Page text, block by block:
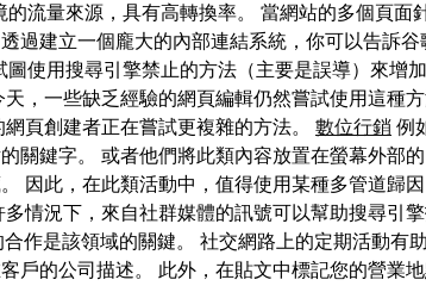
流量來源，具有高轉換率。 當網站的多個頁
過建立一個龐大的內部連結系統，你可以告訴
使用搜尋引擎禁止的方法（主要是誤導）來增
天，一些缺乏經驗的網頁編輯仍然嘗試使用這
頁創建者正在嘗試更複雜的方法。 數位行銷 例
關鍵字。 或者他們將此類內容放置在螢幕外部
因此，在此類活動中，值得使用某種多管道歸
情況下，來自社群媒體的訊號可以幫助搜尋引
作是該領域的關鍵。 社交網路上的定期活動有
戶的公司描述。 此外，在貼文中標記您的營業